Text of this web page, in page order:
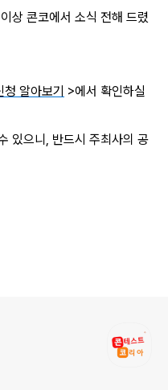
상 콘코에서 소식 전해 드렸
청 알아보기 >에서 확인하실
있으니, 반드시 주최사의 공